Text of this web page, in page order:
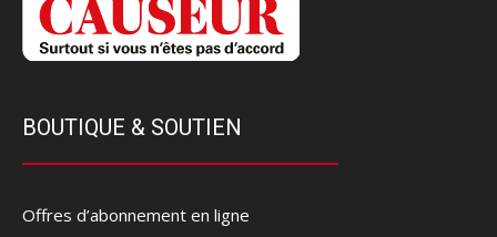
BOUTIQUE & SOUTIEN
Offres d’abonnement en ligne